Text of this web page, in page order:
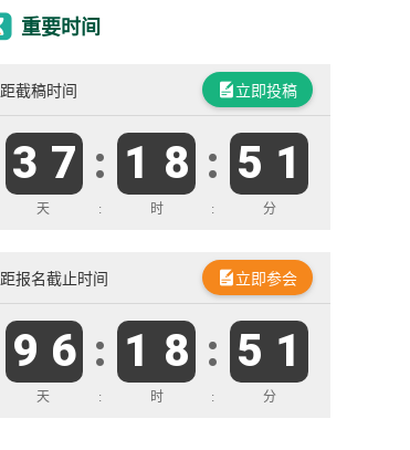
重要时间
距截稿时间 立即投稿
3 7 : 1 8 : 5 1
天 : 时 : 分
距报名截止时间 立即参会
9 6 : 1 8 : 5 1
天 : 时 : 分